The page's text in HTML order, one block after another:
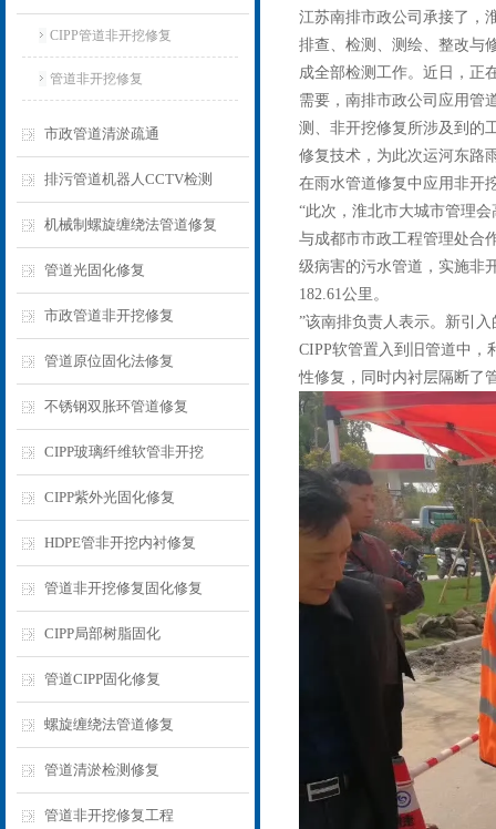
CIPP管道非开挖修复
管道非开挖修复
市政管道清淤疏通
排污管道机器人CCTV检测
机械制螺旋缠绕法管道修复
管道光固化修复
市政管道非开挖修复
管道原位固化法修复
不锈钢双胀环管道修复
CIPP玻璃纤维软管非开挖
CIPP紫外光固化修复
HDPE管非开挖内衬修复
管道非开挖修复固化修复
CIPP局部树脂固化
管道CIPP固化修复
螺旋缠绕法管道修复
管道清淤检测修复
管道非开挖修复工程
江苏南排市政公司承接了，
排查、检测、测绘、整改与
成全部检测工作。近日，正
需要，南排市政公司应用管
测、非开挖修复所涉及到的
修复技术，为此次运河东路
在雨水管道修复中应用非开
“此次，淮北市大城市管理
与成都市市政工程管理处合
级病害的污水管道，实施非
182.61公里。
”该南排负责人表示。新引
CIPP软管置入到旧管道中，
性修复，同时内衬层隔断了